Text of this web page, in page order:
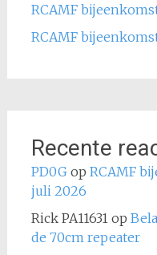
RCAMF
RCAMF
Recente
PD0Gop RCAMF
juli 2026
Rick PA11631 op
de 70cm repeater